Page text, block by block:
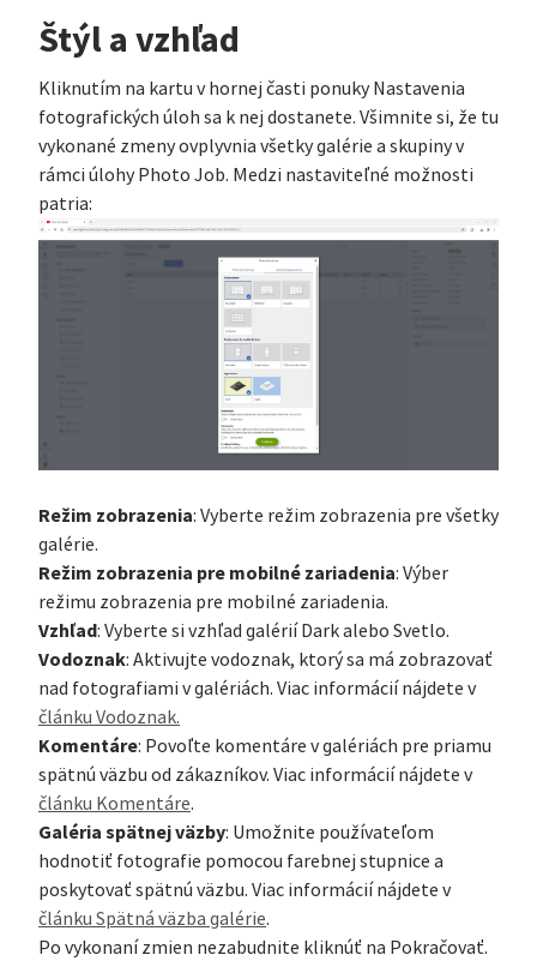
Štýl a vzhľad
Kliknutím na kartu v hornej časti ponuky Nastavenia
fotografických úloh sa k nej dostanete. Všimnite si, že tu
vykonané zmeny ovplyvnia všetky galérie a skupiny v
rámci úlohy Photo Job. Medzi nastaviteľné možnosti
patria:
Režim zobrazenia: Vyberte režim zobrazenia pre všetky
galérie.
Režim zobrazenia pre mobilné zariadenia: Výber
režimu zobrazenia pre mobilné zariadenia.
Vzhľad: Vyberte si vzhľad galérií Dark alebo Svetlo.
Vodoznak: Aktivujte vodoznak, ktorý sa má zobrazovať
nad fotografiami v galériách. Viac informácií nájdete v
článku Vodoznak.
Komentáre: Povoľte komentáre v galériách pre priamu
spätnú väzbu od zákazníkov. Viac informácií nájdete v
článku Komentáre.
Galéria spätnej väzby: Umožnite používateľom
hodnotiť fotografie pomocou farebnej stupnice a
poskytovať spätnú väzbu. Viac informácií nájdete v
článku Spätná väzba galérie.
Po vykonaní zmien nezabudnite kliknúť na Pokračovať.